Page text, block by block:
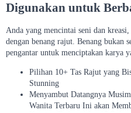
Digunakan untuk
Anda yang mencintai seni dan
dengan benang rajut. Benang bukan
pengantar untuk menciptakan karya
Pilihan 10+ Tas Rajut yang
Stunning
Menyambut Datangnya
Wanita Terbaru Ini akan